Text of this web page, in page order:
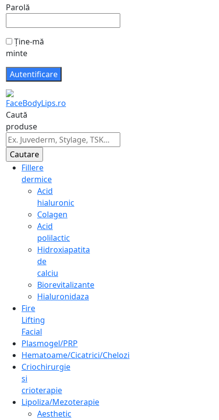
Parolă
Ține-mă
minte
Caută
produse
Fillere
dermice
Acid
hialuronic
Colagen
Acid
polilactic
Hidroxiapatita
de
calciu
Biorevitalizante
Hialuronidaza
Fire
Lifting
Facial
Plasmogel/PRP
Hematoame/Cicatrici/Chelozi
Criochirurgie
si
crioterapie
Lipoliza/Mezoterapie
Aesthetic